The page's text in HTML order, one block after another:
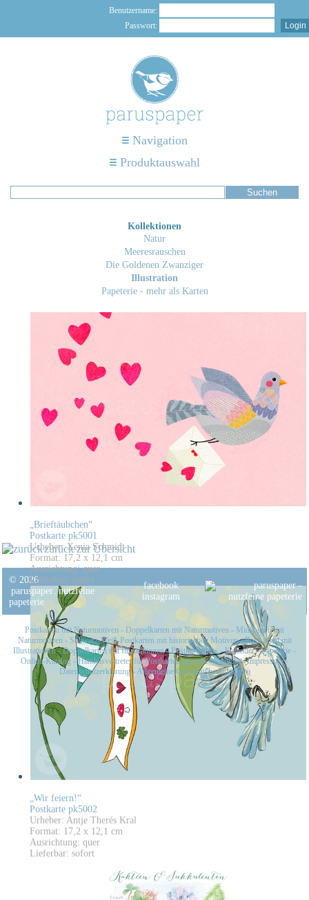
Benutzername:
Passwort:
Navigation
Produktauswahl
Kollektionen
Natur
Meeresrauschen
Die Goldenen Zwanziger
Illustration
Papeterie - mehr als Karten
„Brieftäubchen“
Postkarte pk5001
Urheber: Xenia Schmidt
Format: 17,2 x 12,1 cm
Ausrichtung: quer
Lieferbar: sofort
„Wir feiern!“
Postkarte pk5002
Urheber: Antje Therés Kral
Format: 17,2 x 12,1 cm
Ausrichtung: quer
Lieferbar: sofort
zurück zur Übersicht
© 2026
paruspaper. nutzfeine
papeterie
facebook
instagram
Postkarten mit Naturmotiven - Doppelkarten mit Naturmotiven - Midikarten mit
Naturmotiven - Schwarz-Weiß-Postkarten mit historischen Motiven-Postkarten mit
Illustrationen-Doppelkarten mit Illustrationen-Postkartensets-Kalender-Papeterie -
Online-Katalog -Handelsvertreter für Postkarten gesucht-Kontakt-Impressum-
Datenschutzerklärung- Allgemeine Geschäftsbedingungen